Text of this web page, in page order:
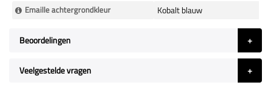
Emaille achtergrondkleur Kobalt blauw
Beoordelingen
Veelgestelde vragen